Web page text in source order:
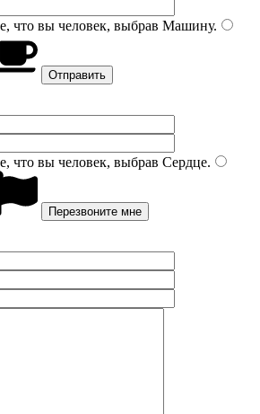
что вы человек, выбрав Машину.
что вы человек, выбрав Сердце.